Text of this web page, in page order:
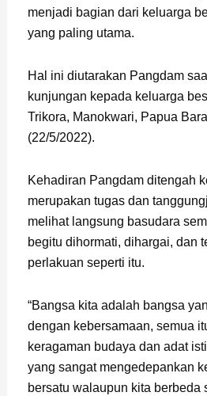
menjadi bagian dari keluarga
yang paling utama.
Hal ini diutarakan Pangdam
kunjungan kepada keluarga
Trikora, Manokwari, Papua
(22/5/2022).
Kehadiran Pangdam ditengah
merupakan tugas dan
melihat langsung basudara
begitu dihormati, dihargai, dan
perlakuan seperti itu.
“Bangsa kita adalah bangsa
dengan kebersamaan, semua
keragaman budaya dan adat
yang sangat mengedepankan
bersatu walaupun kita berbeda